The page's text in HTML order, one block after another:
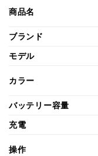
商品名
ブランド
モデル
カラー
バッテリー容量
充電
操作